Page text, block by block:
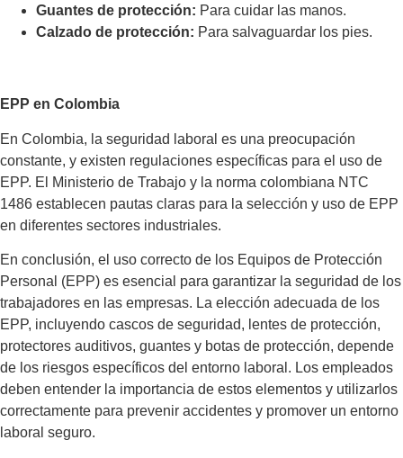
Guantes de protección: Para cuidar las manos.
Calzado de protección: Para salvaguardar los pies.
EPP en Colombia
En Colombia, la seguridad laboral es una preocupación
constante, y existen regulaciones específicas para el uso de
EPP. El Ministerio de Trabajo y la norma colombiana NTC
1486 establecen pautas claras para la selección y uso de EPP
en diferentes sectores industriales.
En conclusión, el uso correcto de los Equipos de Protección
Personal (EPP) es esencial para garantizar la seguridad de los
trabajadores en las empresas. La elección adecuada de los
EPP, incluyendo cascos de seguridad, lentes de protección,
protectores auditivos, guantes y botas de protección, depende
de los riesgos específicos del entorno laboral. Los empleados
deben entender la importancia de estos elementos y utilizarlos
correctamente para prevenir accidentes y promover un entorno
laboral seguro.